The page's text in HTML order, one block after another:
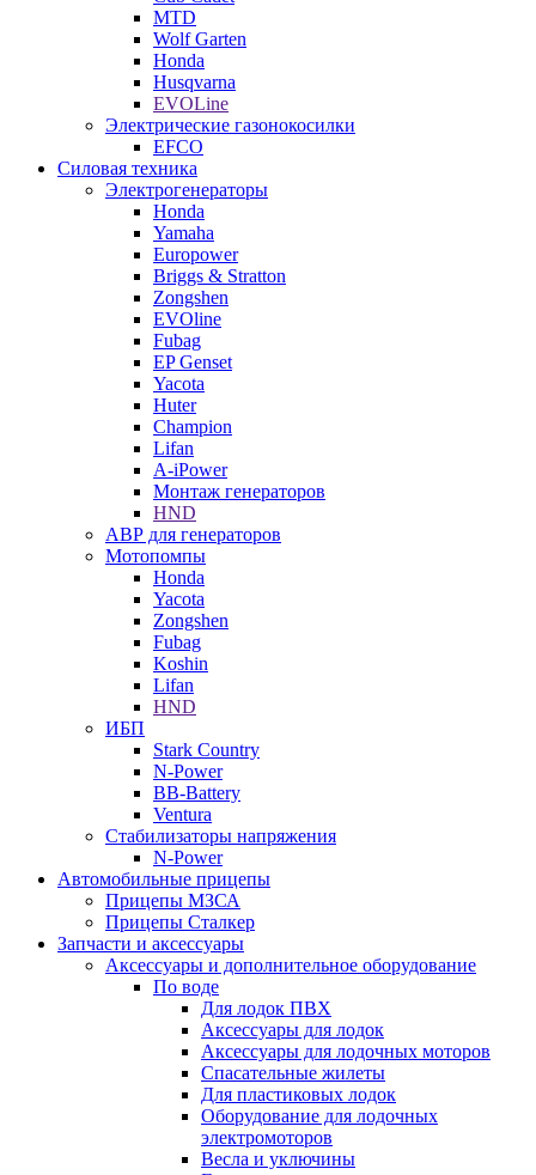
MTD
Wolf Garten
Honda
Husqvarna
EVOLine
Электрические газонокосилки
EFCO
Силовая техника
Электрогенераторы
Honda
Yamaha
Europower
Briggs & Stratton
Zongshen
EVOline
Fubag
EP Genset
Yacota
Huter
Champion
Lifan
A-iPower
Монтаж генераторов
HND
АВР для генераторов
Мотопомпы
Honda
Yacota
Zongshen
Fubag
Koshin
Lifan
HND
ИБП
Stark Country
N-Power
BB-Battery
Ventura
Стабилизаторы напряжения
N-Power
Автомобильные прицепы
Прицепы МЗСА
Прицепы Сталкер
Запчасти и аксессуары
Аксессуары и дополнительное оборудование
По воде
Для лодок ПВХ
Аксессуары для лодок
Аксессуары для лодочных моторов
Спасательные жилеты
Для пластиковых лодок
Оборудование для лодочных
электромоторов
Весла и уключины